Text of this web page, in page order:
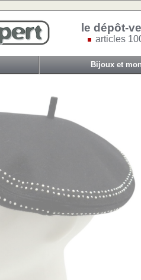
le dépôt-
articles
Bijoux et